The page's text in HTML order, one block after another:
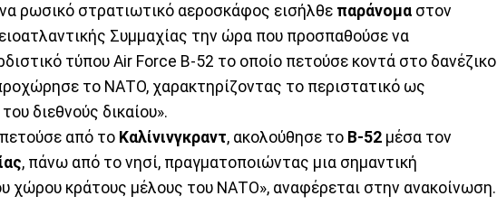
ρωσικό στρατιωτικό αεροσκάφος εισήλθε παράνομα στον
Συμμαχίας την ώρα που προσπαθούσε να
τύπου Air Force B-52 το οποίο πετούσε κοντά στο δανέζικο
το ΝΑΤΟ, χαρακτηρίζοντας το περιστατικό ως
διεθνούς δικαίου».
από το Καλίνινγκραντ, ακολούθησε το B-52 μέσα τον
, πάνω από το νησί, πραγματοποιώντας μια σημαντική
χώρου κράτους μέλους του ΝΑΤΟ», αναφέρεται στην ανακοίνωση.